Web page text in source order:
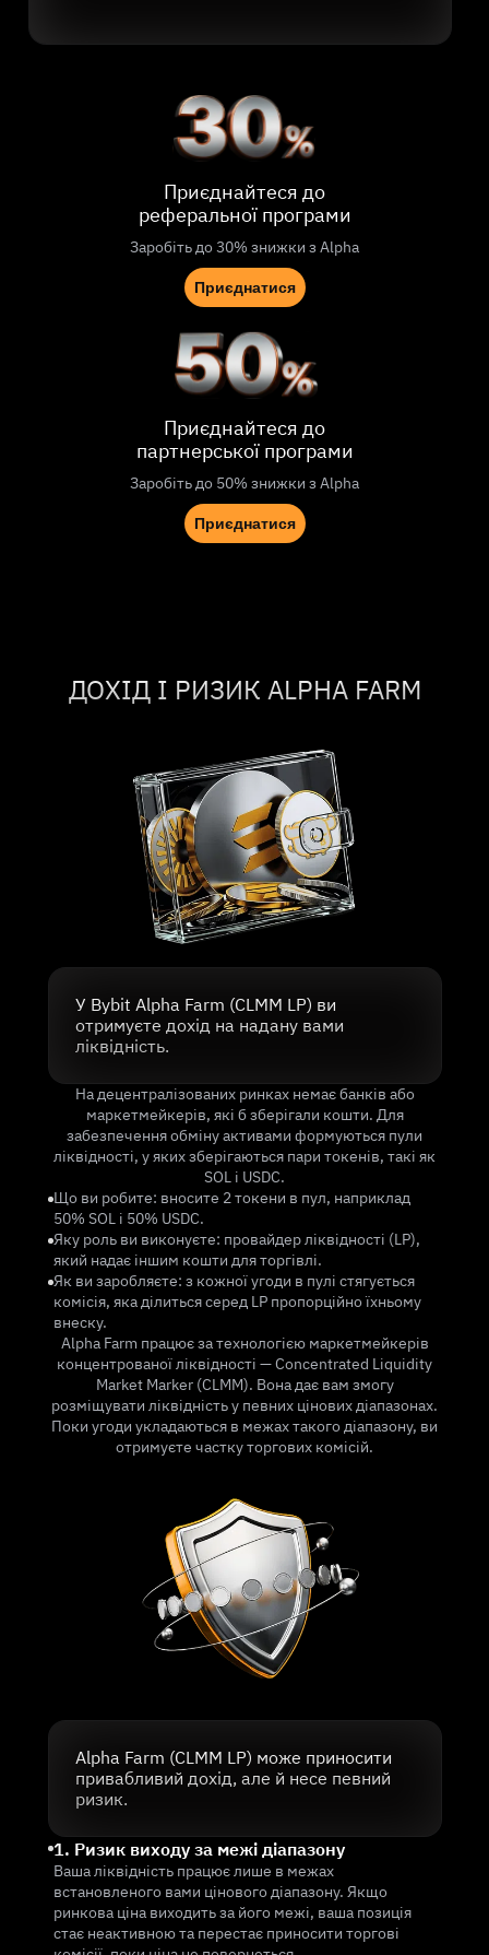
Приєднайтеся до
реферальної програми
Заробіть до 30% знижки з Alpha
Приєднатися
Приєднайтеся до
партнерської програми
Заробіть до 50% знижки з Alpha
Приєднатися
ДОХІД І РИЗИК ALPHA FARM
У Bybit Alpha Farm (CLMM LP) ви
отримуєте дохід на надану вами
ліквідність.
На децентралізованих ринках немає банків або
маркетмейкерів, які б зберігали кошти. Для
забезпечення обміну активами формуються пули
ліквідності, у яких зберігаються пари токенів, такі як
SOL і USDC.
Що ви робите: вносите 2 токени в пул, наприклад
50% SOL і 50% USDC.
Яку роль ви виконуєте: провайдер ліквідності (LP),
який надає іншим кошти для торгівлі.
Як ви заробляєте: з кожної угоди в пулі стягується
комісія, яка ділиться серед LP пропорційно їхньому
внеску.
Alpha Farm працює за технологією маркетмейкерів
концентрованої ліквідності — Concentrated Liquidity
Market Marker (CLMM). Вона дає вам змогу
розміщувати ліквідність у певних цінових діапазонах.
Поки угоди укладаються в межах такого діапазону, ви
отримуєте частку торгових комісій.
Alpha Farm (CLMM LP) може приносити
привабливий дохід, але й несе певний
ризик.
1. Ризик виходу за межі діапазону
Ваша ліквідність працює лише в межах
встановленого вами цінового діапазону. Якщо
ринкова ціна виходить за його межі, ваша позиція
стає неактивною та перестає приносити торгові